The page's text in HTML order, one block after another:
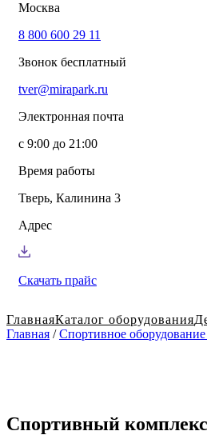
Москва
8 800 600 29 11
Звонок бесплатный
tver@mirapark.ru
Электронная почта
с 9:00 до 21:00
Время работы
Тверь, Калинина 3
Адрес
Скачать прайс
ГлавнаяКаталог оборудования
Главная /Спортивное
Спортивный